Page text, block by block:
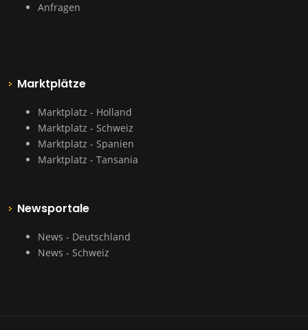
Anfragen
Marktplätze
Marktplatz - Holland
Marktplatz - Schweiz
Marktplatz - Spanien
Marktplatz - Tansania
Newsportale
News - Deutschland
News - Schweiz